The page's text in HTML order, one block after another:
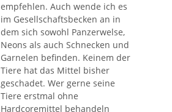
empfehlen. Auch wende ich es
im Gesellschaftsbecken an in
dem sich sowohl Panzerwelse,
Neons als auch Schnecken und
Garnelen befinden. Keinem der
Tiere hat das Mittel bisher
geschadet. Wer gerne seine
Tiere erstmal ohne
Hardcoremittel behandeln